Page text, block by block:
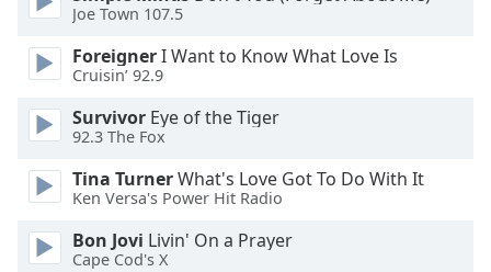
Background
Color
Opacity
Caption
Area
Joe Town 107.5
ForeignerI Want to Know What Love Is
Cruisin’ 92.9
Survivor Eye of the Tiger
92.3 The Fox
Tina TurnerWhat's Love Got To Do With It
Ken Versa's Power Hit Radio
Bon Jovi Livin' On a Prayer
Cape Cod's X